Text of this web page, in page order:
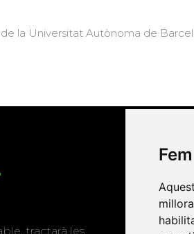
la Universitat Autònoma de
tractarà les
Enllaços